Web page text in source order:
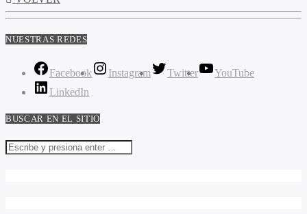
NUESTRAS REDES
Facebook Instagram Twitter
YouTube
LinkedIn
BUSCAR EN EL SITIO